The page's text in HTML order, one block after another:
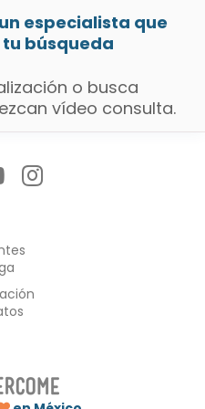
especialista que
búsqueda
o busca
vídeo consulta.